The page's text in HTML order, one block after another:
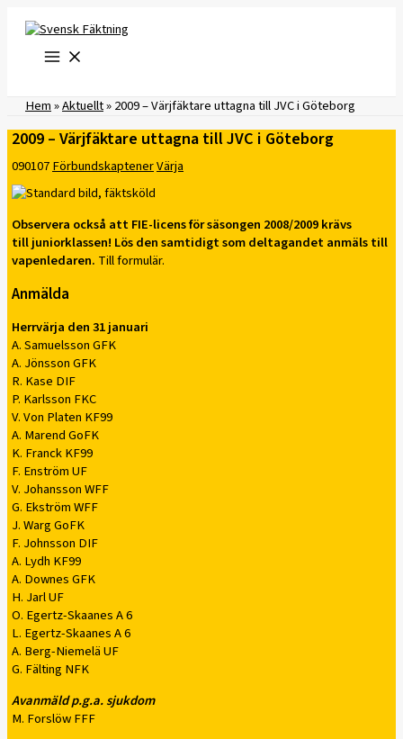
innehåll
Hem»Aktuellt»2009 – Värjfäktare uttagna till JVC i Göteborg
2009 – Värjfäktare uttagna till JVC i Göteborg
090107FörbundskaptenerVärja
Observera också att FIE-licens för säsongen 2008/2009 krävs
till juniorklassen! Lös den samtidigt som deltagandet anmäls till
vapenledaren. Till formulär.
Anmälda
Herrvärja den 31 januari
A. Samuelsson GFK
A. Jönsson GFK
R. Kase DIF
P. Karlsson FKC
V. Von Platen KF99
A. Marend GoFK
K. Franck KF99
F. Enström UF
V. Johansson WFF
G. Ekström WFF
J. Warg GoFK
F. Johnsson DIF
A. Lydh KF99
A. Downes GFK
H. Jarl UF
O. Egertz-Skaanes A 6
L. Egertz-Skaanes A 6
A. Berg-Niemelä UF
G. Fälting NFK
Avanmäld p.g.a. sjukdom
M. Forslöw FFF